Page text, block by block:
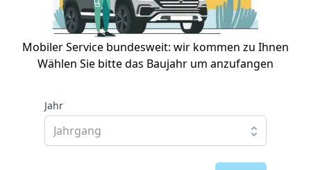
Mobiler Service bundesweit: wir kommen zu Ihnen
Wählen Sie bitte das Baujahr um anzufangen
Jahr